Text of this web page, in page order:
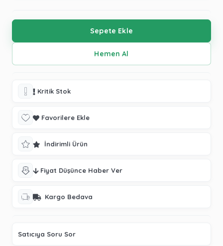
Kritik Stok
Favorilere Ekle
İndirimli Ürün
Fiyat Düşünce Haber Ver
Kargo Bedava
Satıcıya Soru Sor